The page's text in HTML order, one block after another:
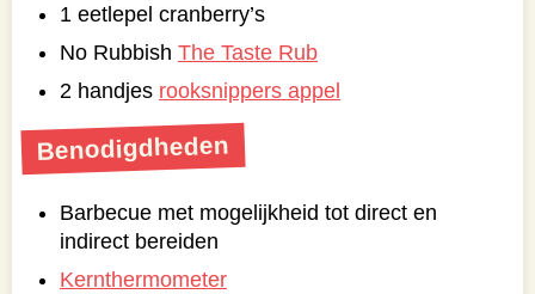
1 eetlepel cranberry’s
No Rubbish The Taste Rub
2 handjes rooksnippers appel
Benodigdheden
Barbecue met mogelijkheid tot direct en
indirect bereiden
Kernthermometer